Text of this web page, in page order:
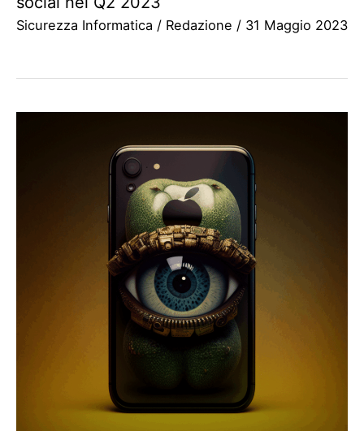
Sicurezza Informatica / Redazione / 31 Maggio 2023